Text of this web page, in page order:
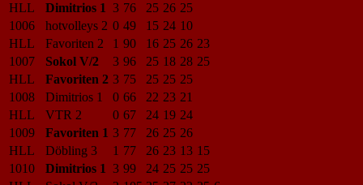
HLL
Dimitrios 1 3 76 25 26 25
1006
hotvolleys 2 0 49 15 24 10
HLL
Favoriten 2 1 90 16 25 26 23
1007
Sokol V/2 3 96 25 18 28 25
HLL
Favoriten 2 3 75 25 25 25
1008
Dimitrios 1 0 66 22 23 21
HLL
VTR 2 0 67 24 19 24
1009
Favoriten 1 3 77 26 25 26
HLL
Döbling 3 1 77 26 23 13 15
1010
Dimitrios 1 3 99 24 25 25 25